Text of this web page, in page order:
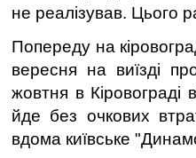
не реалізував. Цього
Попереду на
вересня на виїзді
жовтня в Кіровограді
йде без очкових
вдома київське